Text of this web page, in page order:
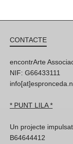
CONTACTE
encontrArte
NIF: G66433111
* PUNT LILA *
Un projecte
B64644412